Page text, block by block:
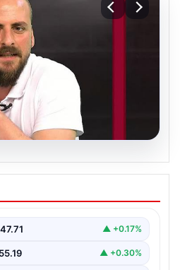
dönüştü!
için harekete geçildi
47.71 ▲ +0.17%
55.19 ▲ +0.30%